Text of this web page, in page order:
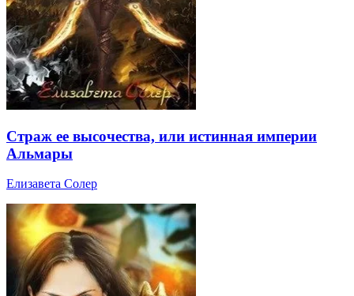
Страж ее высочества, или истинная империи
Альмары
Елизавета Солер